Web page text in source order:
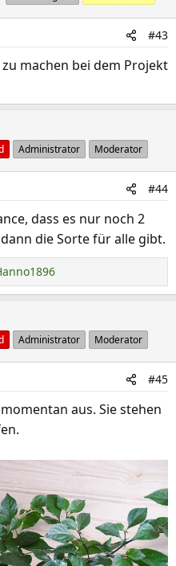
#43
machen bei dem Projekt
Administrator Moderator
#44
dass es nur noch 2
die Sorte für alle gibt.
Administrator Moderator
#45
aus. Sie stehen